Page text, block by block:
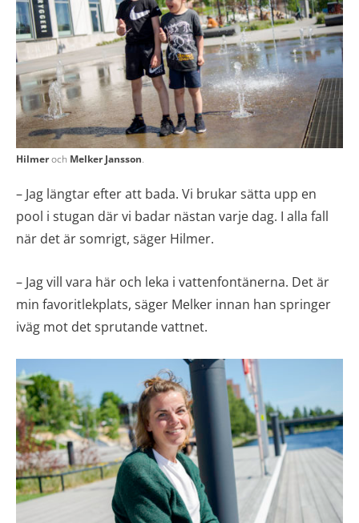
Hilmeroch Melker Jansson.
– Jag längtar efter att bada. Vi brukar sätta upp en
pool i stugan där vi badar nästan varje dag. I alla fall
när det är somrigt, säger Hilmer.
– Jag vill vara här och leka i vattenfontänerna. Det är
min favoritlekplats, säger Melker innan han springer
iväg mot det sprutande vattnet.